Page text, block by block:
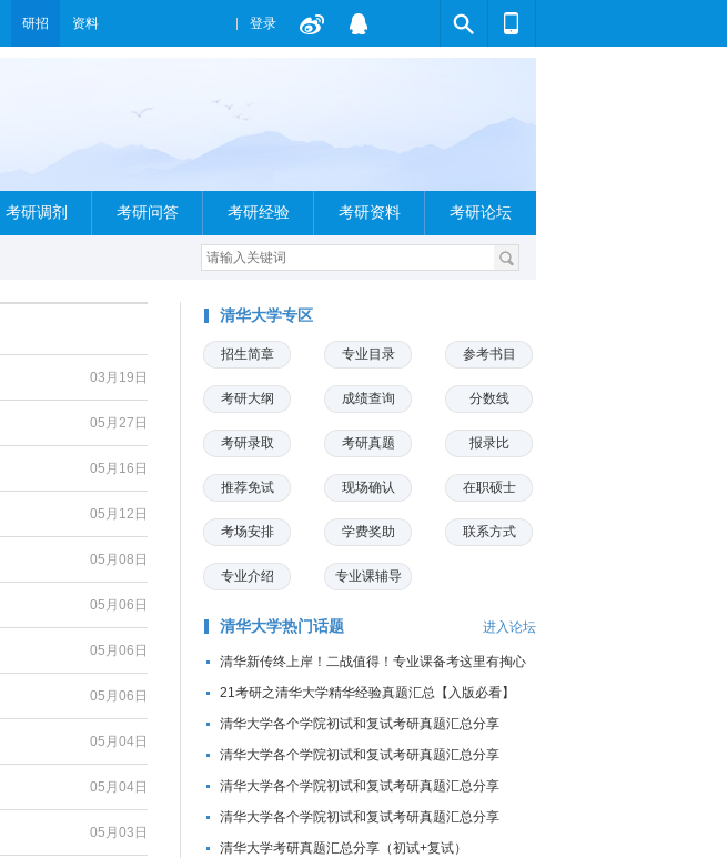
研招 资料 登录
考研调剂 考研问答 考研经验 考研资料 考研论坛
03月19日
05月27日
05月16日
05月12日
05月08日
05月06日
05月06日
05月06日
05月04日
05月04日
05月03日
清华大学专区
招生简章 专业目录 参考书目
考研大纲 成绩查询 分数线
考研录取 考研真题 报录比
推荐免试 现场确认 在职硕士
考场安排 学费奖助 联系方式
专业介绍 专业课辅导
清华大学热门话题 进入论坛
清华新传终上岸！二战值得！专业课备考这里有掏心
窝的...
21考研之清华大学精华经验真题汇总【入版必看】
清华大学各个学院初试和复试考研真题汇总分享
清华大学各个学院初试和复试考研真题汇总分享
清华大学各个学院初试和复试考研真题汇总分享
清华大学各个学院初试和复试考研真题汇总分享
清华大学考研真题汇总分享（初试+复试）